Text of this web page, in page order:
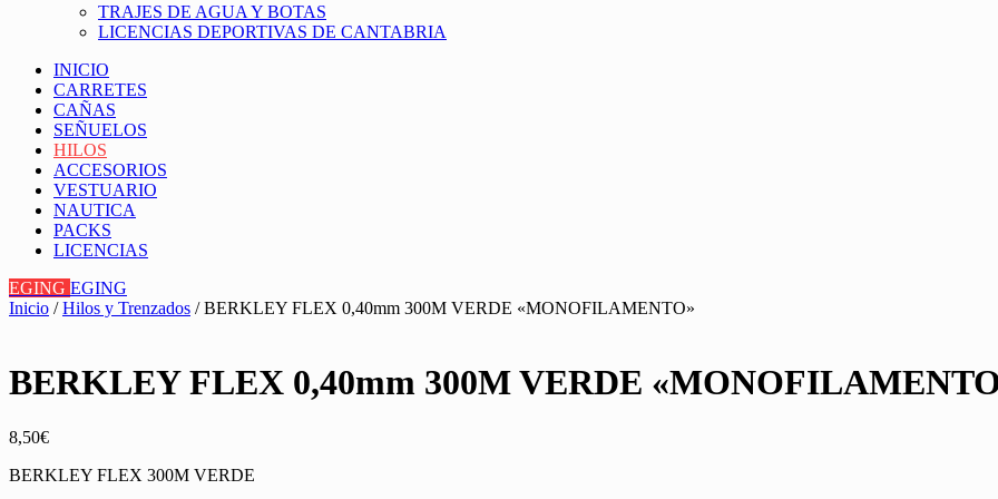
TRAJES DE AGUA Y BOTAS
LICENCIAS DEPORTIVAS DE CANTABRIA
INICIO
CARRETES
CAÑAS
SEÑUELOS
HILOS
ACCESORIOS
VESTUARIO
NAUTICA
PACKS
LICENCIAS
EGING EGING
Inicio /Hilos y Trenzados / BERKLEY FLEX 0,40mm 300M VERDE «MONOFILAMENTO»
BERKLEY FLEX 0,40mm 300M VERDE
8,50€
BERKLEY FLEX 300M VERDE